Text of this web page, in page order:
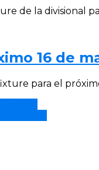
de la divisional
16 de
para el